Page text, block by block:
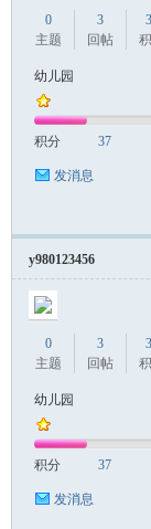
0
主题
3
回帖
幼儿园
积分 37
发消息
y980123456
0
主题
3
回帖
幼儿园
积分 37
发消息